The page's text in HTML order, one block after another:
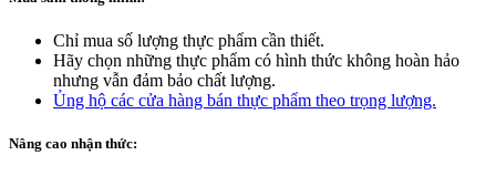
Chỉ mua số lượng thực phẩm cần thiết.
Hãy chọn những thực phẩm có hình thức không hoàn hảo
nhưng vẫn đảm bảo chất lượng.
Ủng hộ các cửa hàng bán thực phẩm theo trọng lượng.
Nâng cao nhận thức: